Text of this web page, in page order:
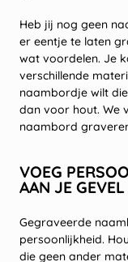
Heb jij nog geen
er eentje te laten
wat voordelen. Je
verschillende
naambordje wilt
dan voor hout. We
naambord
VOEG
AAN JE GEVEL
Gegraveerde
persoonlijkheid.
die geen ander